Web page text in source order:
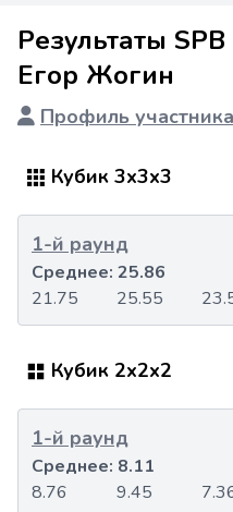
Результаты
Егор Жогин
Профиль участника
Кубик 3x3x3
1-й раунд
21.75 25.55
Среднее: 25.86
Кубик 2x2x2
1-й раунд
8.76 9.45
Среднее: 8.11